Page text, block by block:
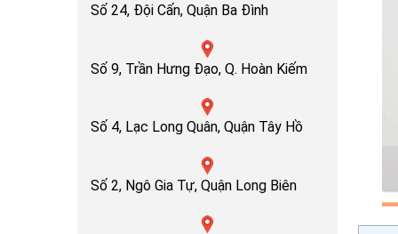
Số 24, Đội Cấn, Quận Ba Đình
Số 9, Trần Hưng Đạo, Q. Hoàn Kiếm
Số 4, Lạc Long Quân, Quận Tây Hồ
Số 2, Ngô Gia Tự, Quận Long Biên